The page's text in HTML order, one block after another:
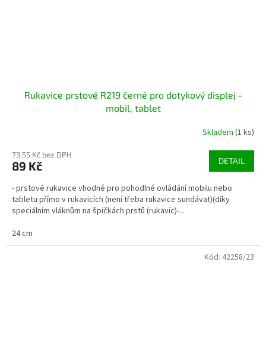
Rukavice prstové R219 černé pro dotykový displej -
mobil, tablet
Skladem (1 ks)
73,55 Kč bez DPH
89 Kč DETAIL
- prstové rukavice vhodné pro pohodlné ovládání mobilu nebo
tabletu přímo v rukavicích (není třeba rukavice sundávat)(díky
speciálním vláknům na špičkách prstů (rukavic)-...
24 cm
Kód: 42258/23